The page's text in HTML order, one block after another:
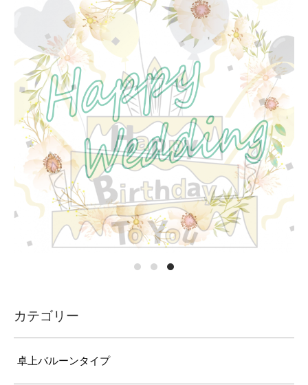
カテゴリー
卓上バルーンタイプ